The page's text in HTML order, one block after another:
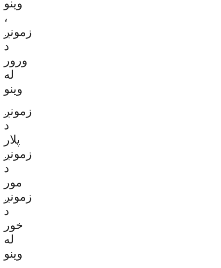
وینو
،
زمونږ
د
ورور
له
وینو
زمونږ
د
پلار
زمونږ
د
مور
زمونږ
د
خور
له
وینو